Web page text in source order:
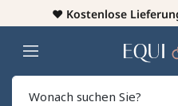
♥️ Kostenlose
Heim